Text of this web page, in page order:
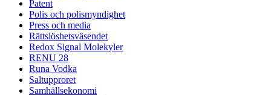
Patent
Polis och polismyndighet
Press och media
Rättslöshetsväsendet
Redox Signal Molekyler
RENU 28
Runa Vodka
Saltupproret
Samhällsekonomi